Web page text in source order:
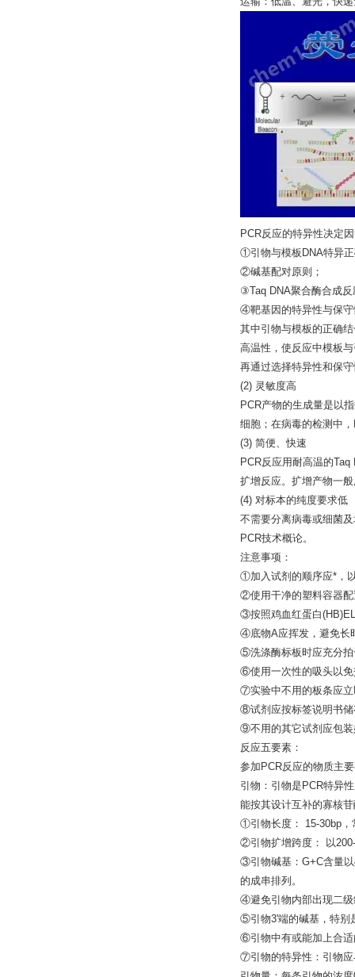
PCR反应的特异性决定
①引物与模板DNA特异
②碱基配对原则；
③Taq DNA聚合酶合成反
④靶基因的特异性与保守
其中引物与模板的正确
高温性，使反应中模板
再通过选择特异性和保
(2) 灵敏度高
PCR产物的生成量是以
细胞；在病毒的检测中
(3) 简便、快速
PCR反应用耐高温的
扩增反应。扩增产物一
(4) 对标本的纯度要求低
不需要分离病毒或细菌
PCR技术概论。
注意事项：
①加入试剂的顺序应*，
②使用干净的塑料容器配
③按照鸡血红蛋白
④底物A应挥发，避免长
⑤洗涤酶标板时应充分拍
⑥使用一次性的吸头以免
⑦实验中不用的板条应立
⑧试剂应按标签说明书储
⑨不用的其它试剂应包装
反应五要素：
参加PCR反应的物质主
引物：引物是PCR特异
能按其设计互补的寡核
①引物长度： 15-30bp，
②引物扩增跨度： 以
③引物碱基：G+C含量以
的成串排列。
④避免引物内部出现二级
⑤引物3'端的碱基，特别
⑥引物中有或能加上合适
⑦引物的特异性：引物应